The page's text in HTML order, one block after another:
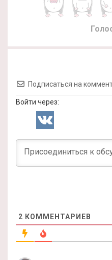
Подписаться на
Войти через:
2 КОММЕНТАРИЕВ